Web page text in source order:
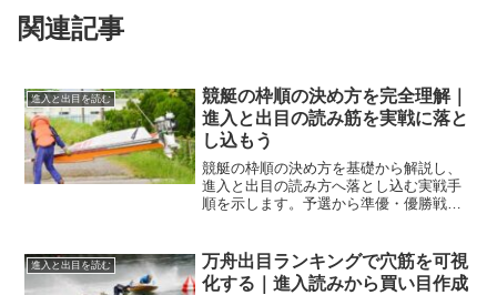
関連記事
進入と出目を読む
競艇の枠順の決め方を完全理解｜
進入と出目の読み筋を実戦に落と
し込もう
競艇の枠順の決め方を基礎から解説し、
進入と出目の読み方へ落とし込む実戦手
順を示します。予選から準優・優勝戦ま
進入と出目を読む
万舟出目ランキングで穴筋を可視
化する｜進入読みから買い目作成